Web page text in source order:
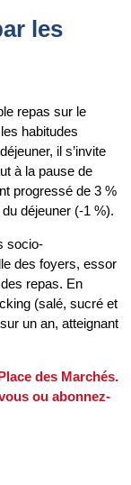
les
repas sur le
habitudes
il s’invite
à la pause de
progressé de 3 %
déjeuner (-1 %).
socio-
des foyers, essor
repas. En
(salé, sucré et
un an, atteignant
des Marchés.
ou abonnez-